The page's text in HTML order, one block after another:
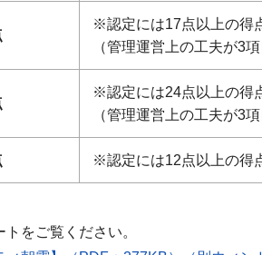
※認定には17点以上の得
（管理運営上の工夫が3
※認定には24点以上の得
（管理運営上の工夫が3
※認定には12点以上の得
をご覧ください。